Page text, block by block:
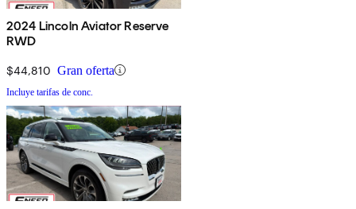
2024 Lincoln Aviator Reserve
RWD
$44,810 Gran oferta
Incluye tarifas de conc.